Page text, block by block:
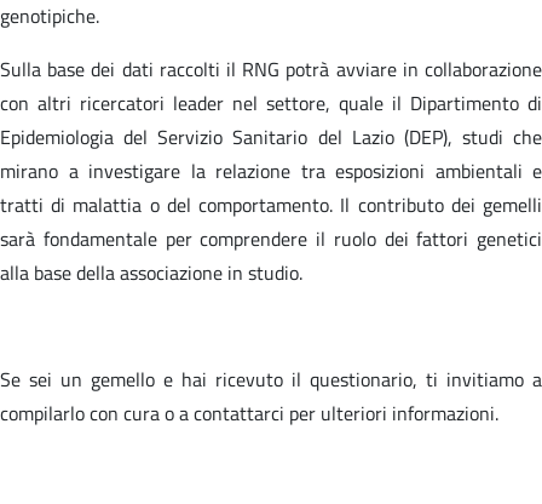
genotipiche.
Sulla base dei dati raccolti il RNG potrà avviare in collaborazione
con altri ricercatori leader nel settore, quale il Dipartimento di
Epidemiologia del Servizio Sanitario del Lazio (DEP), studi che
mirano a investigare la relazione tra esposizioni ambientali e
tratti di malattia o del comportamento. Il contributo dei gemelli
sarà fondamentale per comprendere il ruolo dei fattori genetici
alla base della associazione in studio.
Se sei un gemello e hai ricevuto il questionario, ti invitiamo a
compilarlo con cura o a contattarci per ulteriori informazioni.